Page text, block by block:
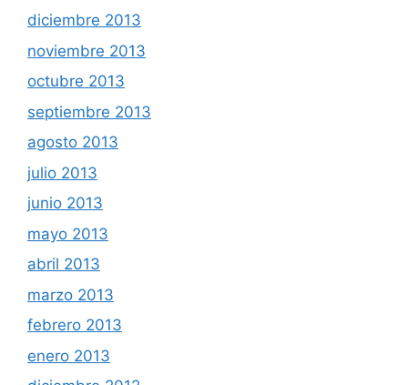
diciembre 2013
noviembre 2013
octubre 2013
septiembre 2013
agosto 2013
julio 2013
junio 2013
mayo 2013
abril 2013
marzo 2013
febrero 2013
enero 2013